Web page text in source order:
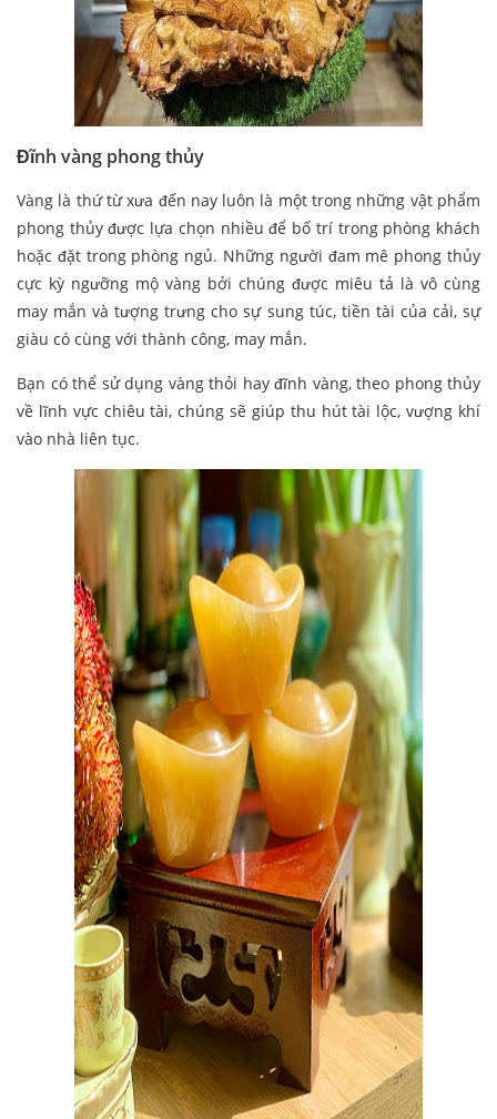
Đĩnh vàng phong thủy
Vàng là thứ từ xưa đến nay luôn là một trong những vật phẩm
phong thủy được lựa chọn nhiều để bố trí trong phòng khách
hoặc đặt trong phòng ngủ. Những người đam mê phong thủy
cực kỳ ngưỡng mộ vàng bởi chúng được miêu tả là vô cùng
may mắn và tượng trưng cho sự sung túc, tiền tài của cải, sự
giàu có cùng với thành công, may mắn.
Bạn có thể sử dụng vàng thỏi hay đĩnh vàng, theo phong thủy
về lĩnh vực chiêu tài, chúng sẽ giúp thu hút tài lộc, vượng khí
vào nhà liên tục.